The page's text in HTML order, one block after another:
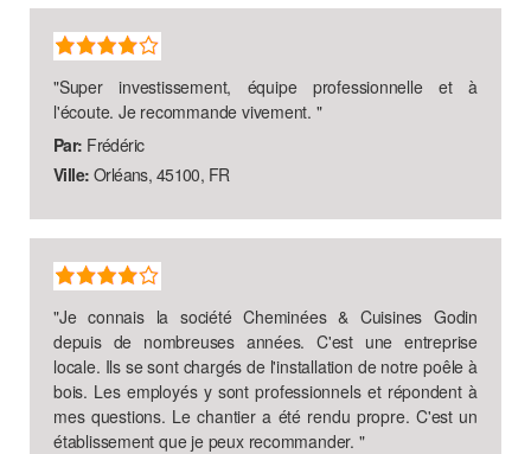
"Super investissement, équipe professionnelle et à
l'écoute. Je recommande vivement. "
Par: Frédéric
Ville: Orléans, 45100, FR
"Je connais la société Cheminées & Cuisines Godin
depuis de nombreuses années. C'est une entreprise
locale. Ils se sont chargés de l'installation de notre poêle à
bois. Les employés y sont professionnels et répondent à
mes questions. Le chantier a été rendu propre. C'est un
établissement que je peux recommander. "